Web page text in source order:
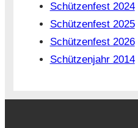
Schützenfest 2024
Schützenfest 2025
Schützenfest 2026
Schützenjahr 2014